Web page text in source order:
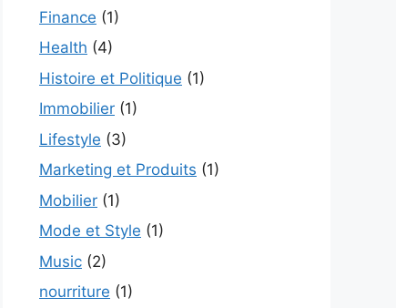
Finance (1)
Health (4)
Histoire et Politique (1)
Immobilier (1)
Lifestyle (3)
Marketing et Produits (1)
Mobilier (1)
Mode et Style (1)
Music (2)
nourriture (1)